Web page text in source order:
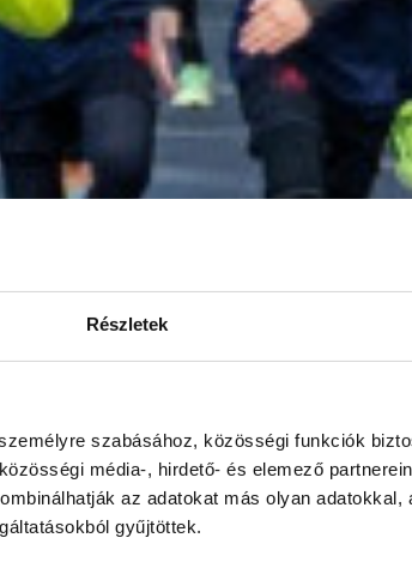
Részletek
szabásához, közösségi funkciók
média-, hirdető- és elemező
az adatokat más olyan adatokkal,
gyűjtöttek.